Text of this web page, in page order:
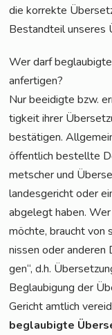
die kor­rek­te
Bestand­teil unse­res
Wer darf
anfertigen?
Nur beei­dig­te bzw.
tig­keit ihrer
bestä­ti­gen.
öffent­lich bestell­te
met­scher und
lan­des­ge­richt oder
abge­legt haben.
möch­te, braucht von
nis­sen oder
gen“, d.h.
Beglau­bi­gung der
Gericht amt­lich
beglau­big­te